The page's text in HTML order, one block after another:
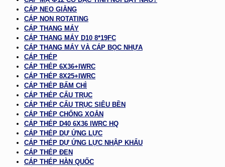
CÁP NEO GIẰNG
CÁP NON ROTATING
CÁP THANG MÁY
CÁP THANG MÁY D10 8*19FC
CÁP THANG MÁY VÀ CÁP BỌC NHỰA
CÁP THÉP
CÁP THÉP 6X36+IWRC
CÁP THÉP 8X25+IWRC
CÁP THÉP BẤM CHÌ
CÁP THÉP CẨU TRỤC
CÁP THÉP CẨU TRỤC SIÊU BỀN
CÁP THÉP CHỐNG XOẮN
CÁP THÉP D40 6X36 IWRC HQ
CÁP THÉP DỰ ỨNG LỰC
CÁP THÉP DỰ ỨNG LỰC NHẬP KHẨU
CÁP THÉP ĐEN
CÁP THÉP HÀN QUỐC